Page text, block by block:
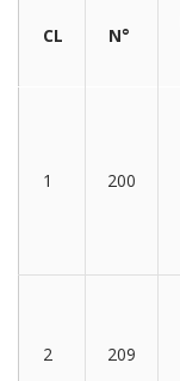
CL N°
1 200
2 209